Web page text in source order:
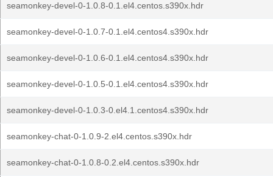
seamonkey-devel-0-1.0.8-0.1.el4.centos.s390x.hdr
seamonkey-devel-0-1.0.7-0.1.el4.centos4.s390x.hdr
seamonkey-devel-0-1.0.6-0.1.el4.centos4.s390x.hdr
seamonkey-devel-0-1.0.5-0.1.el4.centos4.s390x.hdr
seamonkey-devel-0-1.0.3-0.el4.1.centos4.s390x.hdr
seamonkey-chat-0-1.0.9-2.el4.centos.s390x.hdr
seamonkey-chat-0-1.0.8-0.2.el4.centos.s390x.hdr